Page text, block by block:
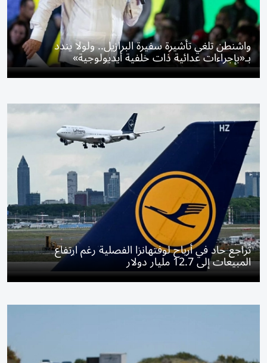
واشنطن تلغي تأشيرة سفيرة البرازيل.. ولولا يندد
بـ«بإجراءات عدائية ذات خلفية أيديولوجية»
تَراجع حاد في أرباح لوفتهانزا الفصلية رغم ارتفاع
المبيعات إلى 12.7 مليار دولار